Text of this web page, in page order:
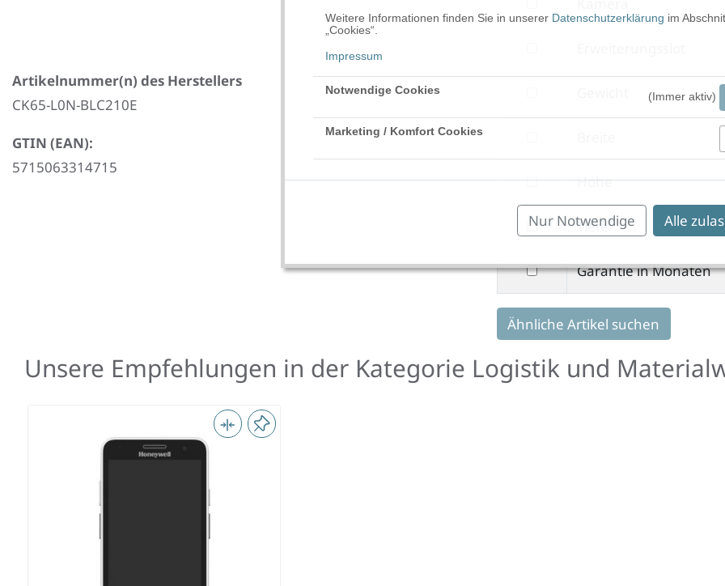
Weitere Informationen finden Sie in unserer Datenschutzerklärung im
„Cookies“.
Impressum
Notwendige Cookies
(Immer aktiv)
Marketing / Komfort Cookies
Nur Notwendige Alle
Artikelnummer(n) des Herstellers
CK65-L0N-BLC210E
GTIN (EAN):
5715063314715
nach
nach
nach
nach
Breite
filtern
nach
Höhe
Höhe
filtern
Tiefe
Tiefe
filtern
nach
Garantie
in
Monaten
Garantie in Monaten
Ähnliche Artikel suchen
Unsere Empfehlungen in der Kategorie Logistik und